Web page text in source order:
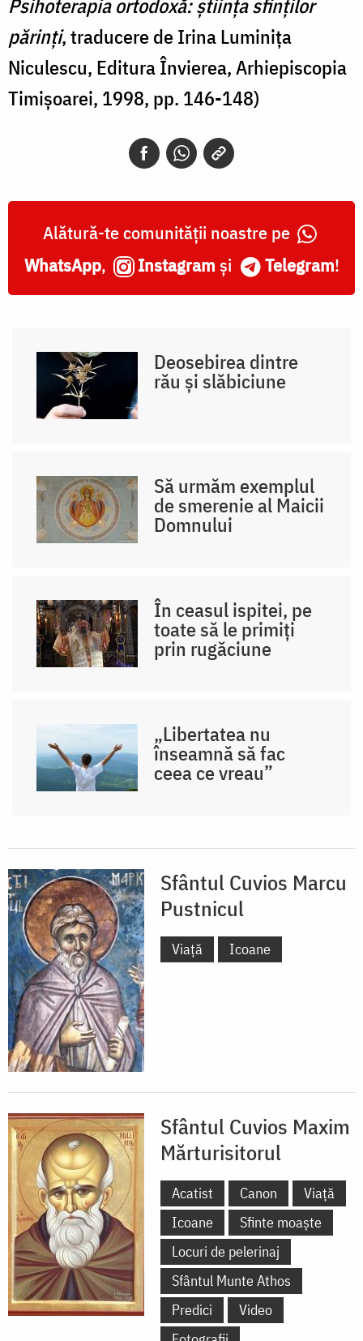
Psihoterapia ortodoxă: știința sfinților
părinți, traducere de Irina Luminița
Niculescu, Editura Învierea, Arhiepiscopia
Timișoarei, 1998, pp. 146-148)
Alătură-te comunității noastre pe
WhatsApp, Instagram și Telegram!
Deosebirea dintre
rău și slăbiciune
Să urmăm exemplul
de smerenie al Maicii
Domnului
În ceasul ispitei, pe
toate să le primiți
prin rugăciune
„Libertatea nu
înseamnă să fac
ceea ce vreau”
Sfântul Cuvios Marcu
Pustnicul
Viață Icoane
Sfântul Cuvios Maxim
Mărturisitorul
Acatist Canon
Viață
Icoane
Sfinte moaște
Locuri de pelerinaj
Sfântul Munte Athos
Predici
Video